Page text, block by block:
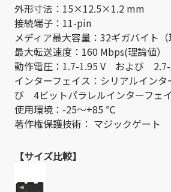
外形寸法：15×12.5×1.2 mm
接続端子：11-pin
メディア最大容量：32ギガバイト（
最大転送速度：160 Mbps(理論値）
動作電圧：1.7-1.95 V および 2.7-
インターフェイス：シリアルイン
び 4ビットパラレルインターフェ
使用環境：-25～+85 ℃
著作権保護技術： マジックゲート
【サイズ比較】